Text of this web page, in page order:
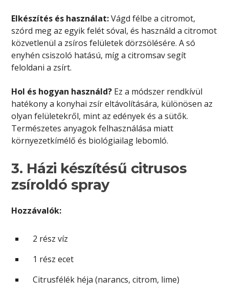
Elkészítés és használat:Vágd félbe a citromot,
szórd meg az egyik felét sóval, és használd a citromot
közvetlenül a zsíros felületek dörzsölésére. A só
enyhén csiszoló hatású, míg a citromsav segít
feloldani a zsírt.
Hol és hogyan használd? Ez a módszer rendkívül
hatékony a konyhai zsír eltávolítására, különösen az
olyan felületekről, mint az edények és a sütők.
Természetes anyagok felhasználása miatt
környezetkímélő és biológiailag lebomló.
3. Házi készítésű citrusos
zsíroldó spray
Hozzávalók:
2 rész víz
1 rész ecet
Citrusfélék héja (narancs, citrom, lime)